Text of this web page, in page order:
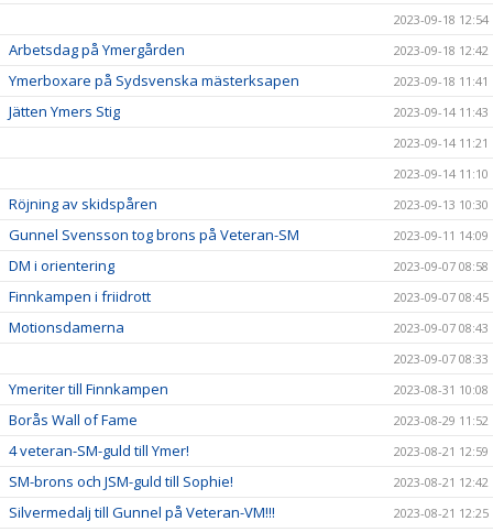
2023-09-18 12:54
Arbetsdag på Ymergården 2023-09-18 12:42
Ymerboxare på Sydsvenska mästerksapen 2023-09-18 11:41
Jätten Ymers Stig
2023-09-14 11:43
2023-09-14 11:21
2023-09-14 11:10
Röjning av skidspåren 2023-09-13 10:30
Gunnel Svensson tog brons på Veteran-SM 2023-09-11 14:09
DM i orientering 2023-09-07 08:58
Finnkampen i friidrott 2023-09-07 08:45
Motionsdamerna
2023-09-07 08:43
2023-09-07 08:33
Ymeriter till Finnkampen 2023-08-31 10:08
Borås Wall of Fame 2023-08-29 11:52
4 veteran-SM-guld till Ymer! 2023-08-21 12:59
SM-brons och JSM-guld till Sophie! 2023-08-21 12:42
Silvermedalj till Gunnel på Veteran-VM!!! 2023-08-21 12:25